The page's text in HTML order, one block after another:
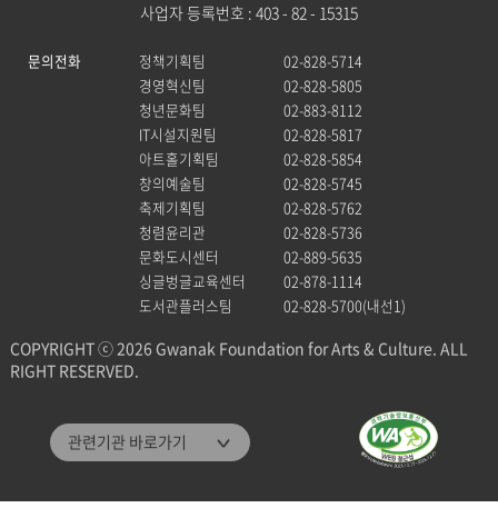
관련기관 바로가기
관악문화재단
관악구통합도서관
미디어센터관악
사업자 등록번호 : 403 - 82 - 15315
문의전화 정책기획팀
02-828-5714
경영혁신팀
02-828-5805
청년문화팀
02-883-8112
IT시설지원팀
02-828-5817
아트홀기획팀
02-828-5854
창의예술팀
02-828-5745
축제기획팀
02-828-5762
청렴윤리관
02-828-5736
문화도시센터
02-889-5635
싱글벙글교육센터
02-878-1114
도서관플러스팀
02-828-5700(내선1)
COPYRIGHT ⓒ 2026 Gwanak Foundation for Arts & Culture. ALL
RIGHT RESERVED.